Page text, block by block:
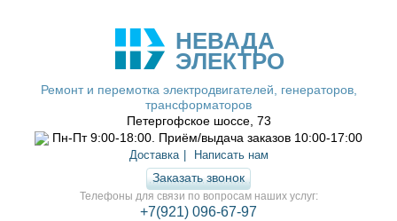
НЕВАДА
ЭЛЕКТРО
Ремонт и перемотка электродвигателей, генераторов,
трансформаторов
Петергофское шоссе, 73
Пн-Пт 9:00-18:00. Приём/выдача заказов 10:00-17:00
Доставка Написать нам
Заказать звонок
Телефоны для связи по вопросам наших услуг:
+7(921) 096-67-97